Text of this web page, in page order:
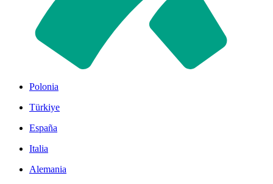
Polonia
Türkiye
España
Italia
Alemania